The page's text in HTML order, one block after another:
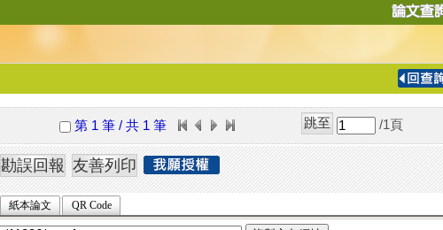
導
第 1 筆 / 共 1 筆 /1 頁
紙本論文 QR Code